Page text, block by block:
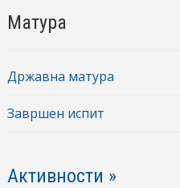
Матура
Државна матура
Завршен испит
Активности »